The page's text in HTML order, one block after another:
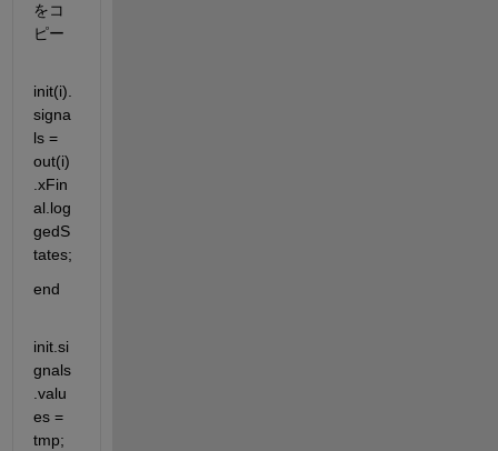
をコ
ピー
init(i).
signa
ls =
out(i)
.xFin
al.log
gedS
tates;
end
init.si
gnals
.valu
es =
tmp;